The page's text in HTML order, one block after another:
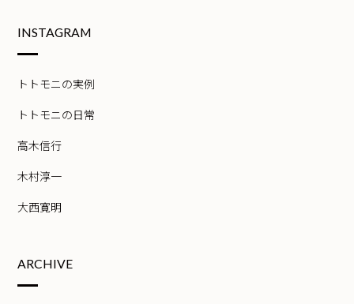
INSTAGRAM
トトモニの実例
トトモニの日常
高木信行
木村淳一
大西寛明
ARCHIVE